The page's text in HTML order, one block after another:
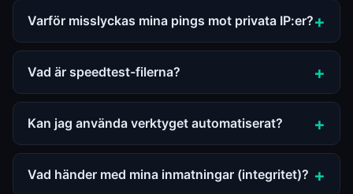
Varför misslyckas mina pings mot privata IP:er?
Vad är speedtest-filerna?
Kan jag använda verktyget automatiserat?
Vad händer med mina inmatningar (integritet)?